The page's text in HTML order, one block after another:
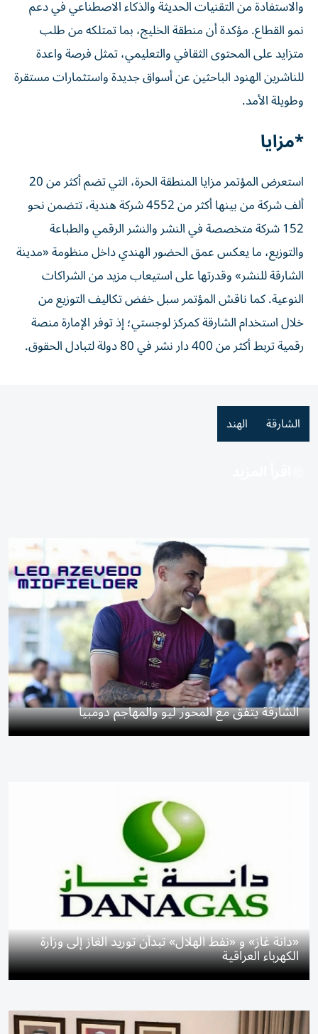
والاستفادة من التقنيات الحديثة والذكاء الاصطناعي في دعم
نمو القطاع. مؤكدة أن منطقة الخليج، بما تمتلكه من طلب
متزايد على المحتوى الثقافي والتعليمي، تمثل فرصة واعدة
للناشرين الهنود الباحثين عن أسواق جديدة واستثمارات مستقرة
وطويلة الأمد.
*مزايا
استعرض المؤتمر مزايا المنطقة الحرة، التي تضم أكثر من 20
ألف شركة من بينها أكثر من 4552 شركة هندية، تتضمن نحو
152 شركة متخصصة في النشر والنشر الرقمي والطباعة
والتوزيع، ما يعكس عمق الحضور الهندي داخل منظومة «مدينة
الشارقة للنشر» وقدرتها على استيعاب مزيد من الشراكات
النوعية. كما ناقش المؤتمر سبل خفض تكاليف التوزيع من
خلال استخدام الشارقة كمركز لوجستي؛ إذ توفر الإمارة منصة
رقمية تربط أكثر من 400 دار نشر في 80 دولة لتبادل الحقوق.
الشارقة الهند
الشارقة يتفق مع المحور ليو والمهاجم دومبيا
«دانة غاز» و «نفط الهلال» تبدآن توريد الغاز إلى وزارة
الكهرباء العراقية